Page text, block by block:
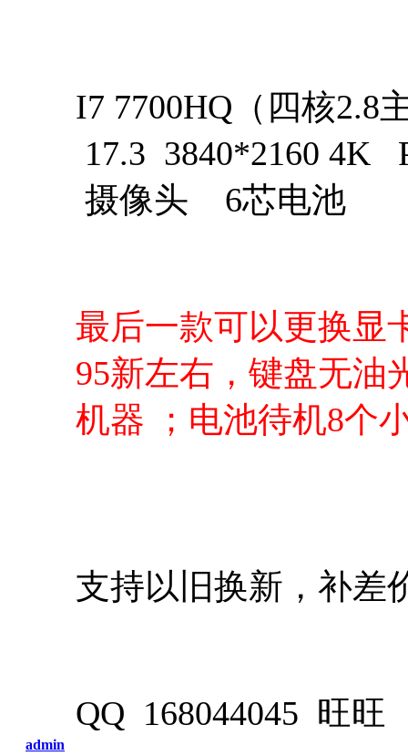
admin
I7 7700HQ（四核
17.3 3840*2160
摄像头 6芯电池
最后一款可以更换显
95新左右，键盘无油
机器 ；电池待机8个
支持以旧换新，补差
QQ 168044045 旺旺